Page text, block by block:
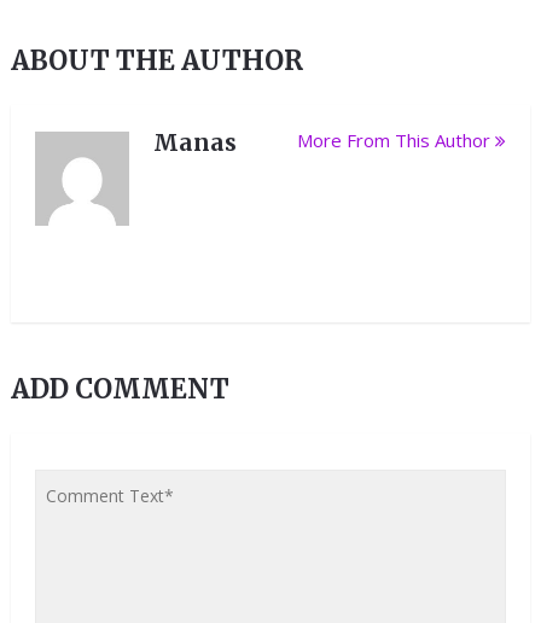
ABOUT THE AUTHOR
Manas More From This Author
ADD COMMENT